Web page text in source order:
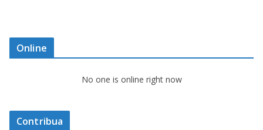
Online
No one is online right now
Contribua